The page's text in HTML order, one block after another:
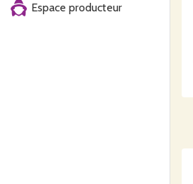
Espace producteur